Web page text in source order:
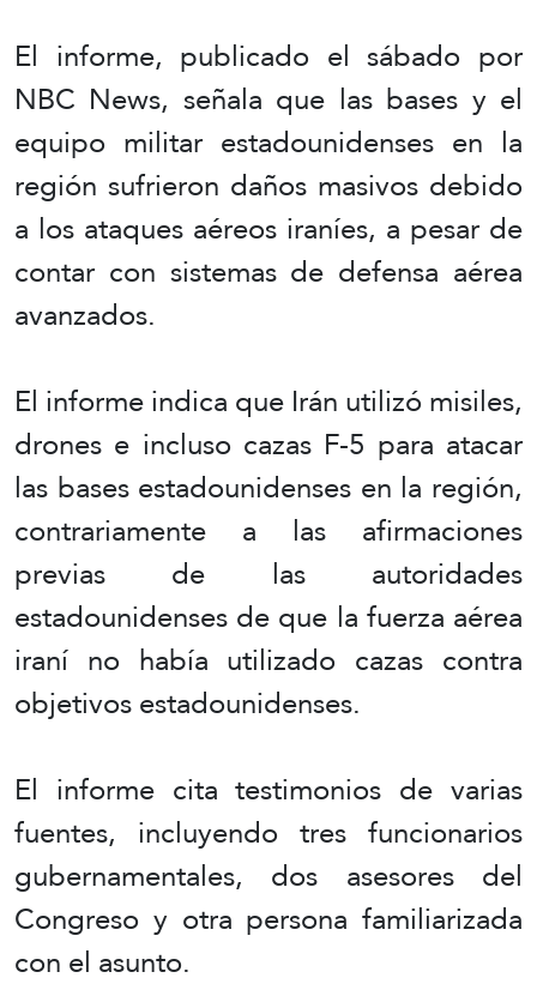
El informe, publicado el sábado por
NBC News, señala que las bases y el
equipo militar estadounidenses en la
región sufrieron daños masivos debido
a los ataques aéreos iraníes, a pesar de
contar con sistemas de defensa aérea
avanzados.
El informe indica que Irán utilizó misiles,
drones e incluso cazas F-5 para atacar
las bases estadounidenses en la región,
contrariamente a las afirmaciones
previas de las autoridades
estadounidenses de que la fuerza aérea
iraní no había utilizado cazas contra
objetivos estadounidenses.
El informe cita testimonios de varias
fuentes, incluyendo tres funcionarios
gubernamentales, dos asesores del
Congreso y otra persona familiarizada
con el asunto.